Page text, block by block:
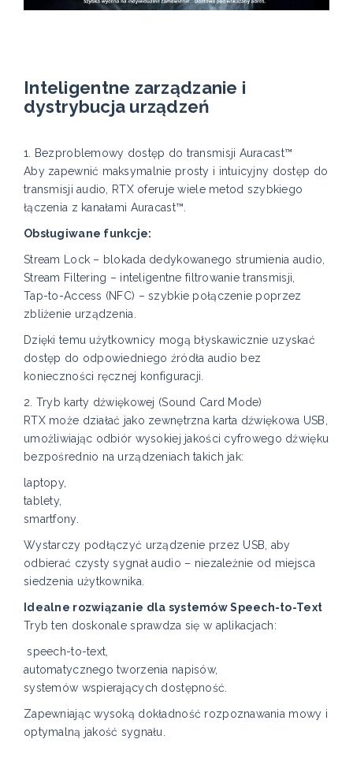
Inteligentne zarządzanie i
dystrybucja urządzeń
1. Bezproblemowy dostęp do transmisji Auracast™
Aby zapewnić maksymalnie prosty i intuicyjny dostęp do
transmisji audio, RTX oferuje wiele metod szybkiego
łączenia z kanałami Auracast™.
Obsługiwane funkcje:
Stream Lock – blokada dedykowanego strumienia audio,
Stream Filtering – inteligentne filtrowanie transmisji,
Tap-to-Access (NFC) – szybkie połączenie poprzez
zbliżenie urządzenia.
Dzięki temu użytkownicy mogą błyskawicznie uzyskać
dostęp do odpowiedniego źródła audio bez
konieczności ręcznej konfiguracji.
2. Tryb karty dźwiękowej (Sound Card Mode)
RTX może działać jako zewnętrzna karta dźwiękowa USB,
umożliwiając odbiór wysokiej jakości cyfrowego dźwięku
bezpośrednio na urządzeniach takich jak:
laptopy,
tablety,
smartfony.
Wystarczy podłączyć urządzenie przez USB, aby
odbierać czysty sygnał audio – niezależnie od miejsca
siedzenia użytkownika.
Idealne rozwiązanie dla systemów Speech-to-Text
Tryb ten doskonale sprawdza się w aplikacjach:
speech-to-text,
automatycznego tworzenia napisów,
systemów wspierających dostępność.
Zapewniając wysoką dokładność rozpoznawania mowy i
optymalną jakość sygnału.